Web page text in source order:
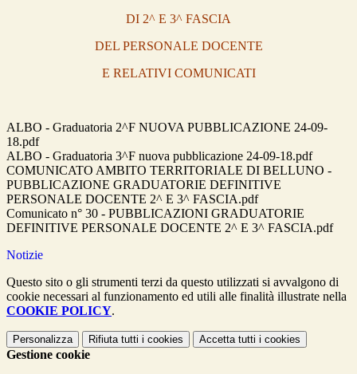
DI 2^ E 3^ FASCIA
DEL PERSONALE DOCENTE
E RELATIVI COMUNICATI
ALBO - Graduatoria 2^F NUOVA PUBBLICAZIONE 24-09-
18.pdf
ALBO - Graduatoria 3^F nuova pubblicazione 24-09-18.pdf
COMUNICATO AMBITO TERRITORIALE DI BELLUNO -
PUBBLICAZIONE GRADUATORIE DEFINITIVE
PERSONALE DOCENTE 2^ E 3^ FASCIA.pdf
Comunicato n° 30 - PUBBLICAZIONI GRADUATORIE
DEFINITIVE PERSONALE DOCENTE 2^ E 3^ FASCIA.pdf
Notizie
Questo sito o gli strumenti terzi da questo utilizzati si avvalgono di
cookie necessari al funzionamento ed utili alle finalità illustrate nella
COOKIE POLICY.
Personalizza Rifiuta tutti i cookies Accetta tutti i cookies
Gestione cookie